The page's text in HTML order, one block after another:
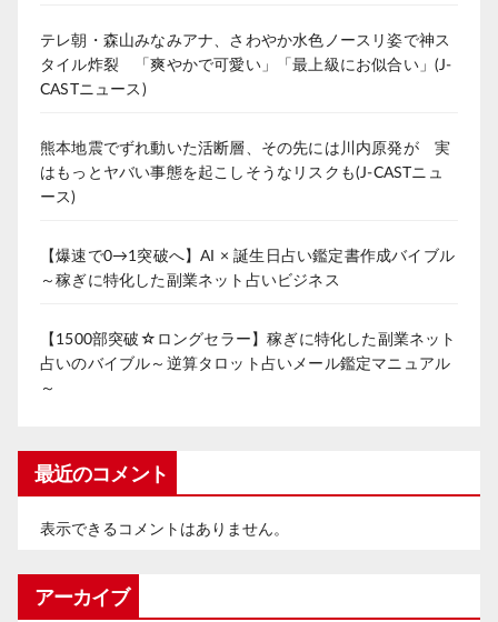
テレ朝・森山みなみアナ、さわやか水色ノースリ姿で神ス
タイル炸裂 「爽やかで可愛い」「最上級にお似合い」(J-
CASTニュース)
熊本地震でずれ動いた活断層、その先には川内原発が 実
はもっとヤバい事態を起こしそうなリスクも(J-CASTニュ
ース)
【爆速で0→1突破へ】AI × 誕生日占い鑑定書作成バイブル
～稼ぎに特化した副業ネット占いビジネス
【1500部突破☆ロングセラー】稼ぎに特化した副業ネット
占いのバイブル～逆算タロット占いメール鑑定マニュアル
～
最近のコメント
表示できるコメントはありません。
アーカイブ